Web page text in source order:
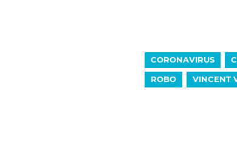
CORONAVIRUS
ROBO
VINCENT